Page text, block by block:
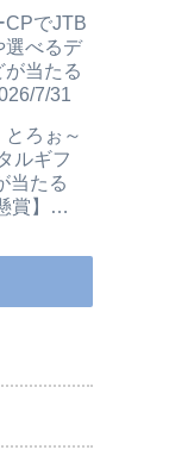
CPでJTB
選べるデ
が当たる
7/31
ろぉ～
ルギフ
当たる
賞】〆